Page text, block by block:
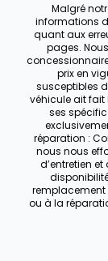
Malgré
informations
quant aux
pages.
prix en
susceptibles
véhicule ait fait
ses
réparation :
nous nous
d’entretien
remplacement
ou à la